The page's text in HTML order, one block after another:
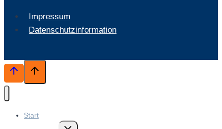
Impressum
Datenschutzinformation
Start
Untermenü